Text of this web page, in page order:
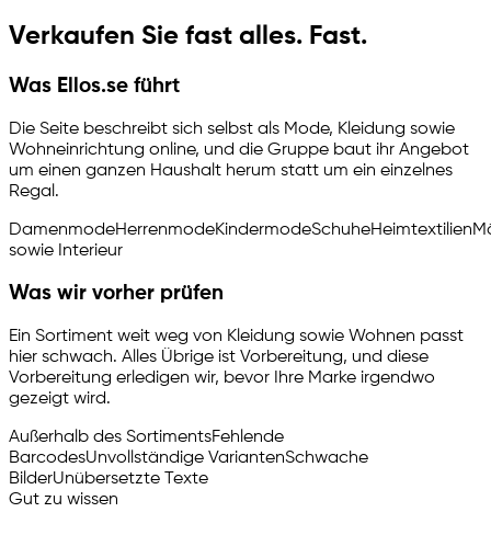
Verkaufen Sie fast alles. Fast.
Was Ellos.se führt
Die Seite beschreibt sich selbst als Mode, Kleidung sowie
Wohneinrichtung online, und die Gruppe baut ihr Angebot
um einen ganzen Haushalt herum statt um ein einzelnes
Regal.
DamenmodeHerrenmodeKindermodeSchuheHeimtextilien
sowie Interieur
Was wir vorher prüfen
Ein Sortiment weit weg von Kleidung sowie Wohnen passt
hier schwach. Alles Übrige ist Vorbereitung, und diese
Vorbereitung erledigen wir, bevor Ihre Marke irgendwo
gezeigt wird.
Außerhalb des SortimentsFehlende
BarcodesUnvollständige VariantenSchwache
BilderUnübersetzte Texte
Gut zu wissen